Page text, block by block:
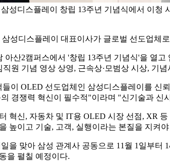
성디스플레이 창립 13주년 기념식에서 이청
성디스플레이 대표이사가 글로벌 선도업체
아산2캠퍼스에서 '창립 13주년 기념식'을 열
원 기념 영상 상영, 근속상·모범상 시상, 기
이 OLED 선도업체인 삼성디스플레이를
경쟁력 혁신이 필수적"이라며 "신기술과
혁신, 자동차 및 IT용 OLED 시장 선점, XR
높이고 기술, 고객, 실행이라는 본질을 지켜
을 맞아 삼성 관계사 공동으로 11월 1일부
을 펼칠 예정이다.